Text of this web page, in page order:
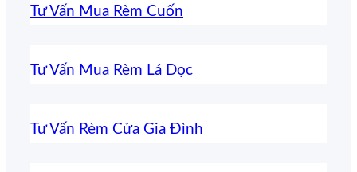
Tư Vấn Mua Rèm Cuốn
Tư Vấn Mua Rèm Lá Dọc
Tư Vấn Rèm Cửa Gia Đình